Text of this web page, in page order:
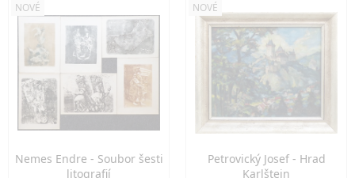
NOVÉ
Nemes Endre - Soubor šesti
litografií
NOVÉ
Petrovický Josef - Hrad
Karlštejn